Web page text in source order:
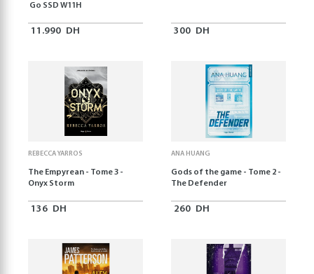
Go SSD W11H
11.990 DH 300 DH
REBECCA YARROS
The Empyrean - Tome 3 -
Onyx Storm
136 DH
ANA HUANG
Gods of the game - Tome 2 -
The Defender
260 DH